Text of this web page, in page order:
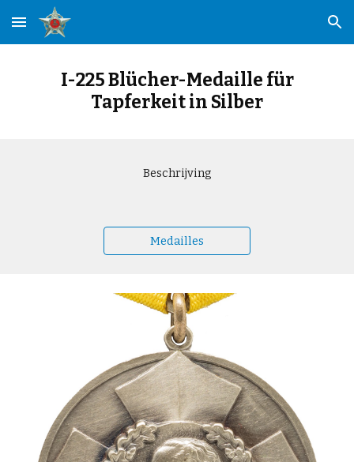
Skip to main content Skip to navigation
I-225 Blücher-Medaille für
Tapferkeit in Silber
Beschrijving
Medailles